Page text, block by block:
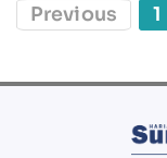
Previous 1